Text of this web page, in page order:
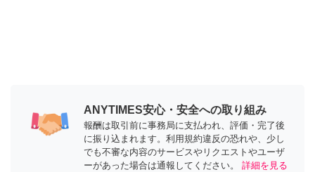
ANYTIMES安心・安全への取り組み
報酬は取引前に事務局に支払われ、評価・完了後
に振り込まれます。利用規約違反の恐れや、少し
でも不審な内容のサービスやリクエストやユーザ
ーがあった場合は通報してください。
詳細を見る